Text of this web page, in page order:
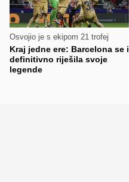
Osvojio je s ekipom 21 trofej
Kraj jedne ere: Barcelona se i
definitivno riješila svoje
legende